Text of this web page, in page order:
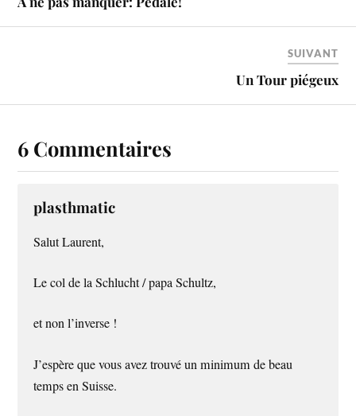
SUIVANT
Un Tour piégeux
6 Commentaires
plasthmatic
Salut Laurent,
Le col de la Schlucht / papa Schultz,
et non l’inverse !
J’espère que vous avez trouvé un minimum de beau
temps en Suisse.